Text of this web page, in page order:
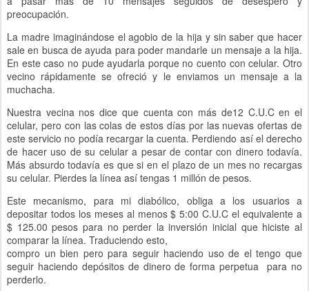
preocupación.
La madre imaginándose el agobio de la hija y sin saber que hacer
sale en busca de ayuda para poder mandarle un mensaje a la hija.
En este caso no pude ayudarla porque no cuento con celular. Otro
vecino rápidamente se ofreció y le enviamos un mensaje a la
muchacha.
Nuestra vecina nos dice que cuenta con más de12 C.U.C en el
celular, pero con las colas de estos días por las nuevas ofertas de
este servicio no podía recargar la cuenta. Perdiendo así el derecho
de hacer uso de su celular a pesar de contar con dinero todavía.
Más absurdo todavía es que si en el plazo de un mes no recargas
su celular. Pierdes la línea así tengas 1 millón de pesos.
Este mecanismo, para mi diabólico, obliga a los usuarios a
depositar todos los meses al menos $ 5:00 C.U.C el equivalente a
$ 125.00 pesos para no perder la inversión inicial que hiciste al
comparar la línea. Traduciendo esto,
compro un bien pero para seguir haciendo uso de el tengo que
seguir haciendo depósitos de dinero de forma perpetua para no
perderlo.